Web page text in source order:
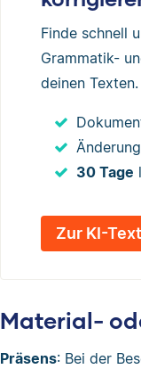
Finde schnell
Grammatik-
deinen Texten.
30 Tage
Zur KI-
Material-
Präsens: Bei der